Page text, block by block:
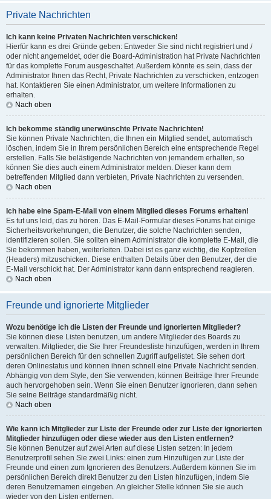
Private Nachrichten
Ich kann keine Privaten Nachrichten verschicken!
Hierfür kann es drei Gründe geben: Entweder Sie sind nicht registriert und /
oder nicht angemeldet, oder die Board-Administration hat Private Nachrichten
für das komplette Forum ausgeschaltet. Außerdem könnte es sein, dass der
Administrator Ihnen das Recht, Private Nachrichten zu verschicken, entzogen
hat. Kontaktieren Sie einen Administrator, um weitere Informationen zu
erhalten.
Nach oben
Ich bekomme ständig unerwünschte Private Nachrichten!
Sie können Private Nachrichten, die Ihnen ein Mitglied sendet, automatisch
löschen, indem Sie in Ihrem persönlichen Bereich eine entsprechende Regel
erstellen. Falls Sie belästigende Nachrichten von jemandem erhalten, so
können Sie dies auch einem Administrator melden. Dieser kann dem
betreffenden Mitglied dann verbieten, Private Nachrichten zu versenden.
Nach oben
Ich habe eine Spam-E-Mail von einem Mitglied dieses Forums erhalten!
Es tut uns leid, das zu hören. Das E-Mail-Formular dieses Forums hat einige
Sicherheitsvorkehrungen, die Benutzer, die solche Nachrichten senden,
identifizieren sollen. Sie sollten einem Administrator die komplette E-Mail, die
Sie bekommen haben, weiterleiten. Dabei ist es ganz wichtig, die Kopfzeilen
(Headers) mitzuschicken. Diese enthalten Details über den Benutzer, der die
E-Mail verschickt hat. Der Administrator kann dann entsprechend reagieren.
Nach oben
Freunde und ignorierte Mitglieder
Wozu benötige ich die Listen der Freunde und ignorierten Mitglieder?
Sie können diese Listen benutzen, um andere Mitglieder des Boards zu
verwalten. Mitglieder, die Sie Ihrer Freundesliste hinzufügen, werden in Ihrem
persönlichen Bereich für den schnellen Zugriff aufgelistet. Sie sehen dort
deren Onlinestatus und können ihnen schnell eine Private Nachricht senden.
Abhängig von dem Style, den Sie verwenden, können Beiträge Ihrer Freunde
auch hervorgehoben sein. Wenn Sie einen Benutzer ignorieren, dann sehen
Sie seine Beiträge standardmäßig nicht.
Nach oben
Wie kann ich Mitglieder zur Liste der Freunde oder zur Liste der ignorierten
Mitglieder hinzufügen oder diese wieder aus den Listen entfernen?
Sie können Benutzer auf zwei Arten auf diese Listen setzen: In jedem
Benutzerprofil sehen Sie zwei Links: einen zum Hinzufügen zur Liste der
Freunde und einen zum Ignorieren des Benutzers. Außerdem können Sie im
persönlichen Bereich direkt Benutzer zu den Listen hinzufügen, indem Sie
deren Benutzernamen eingeben. An gleicher Stelle können Sie sie auch
wieder von den Listen entfernen.